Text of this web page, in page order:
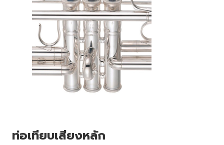
ท่อเทียบเสียงหลัก